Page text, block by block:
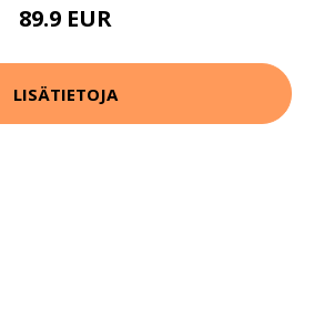
89.9 EUR
LISÄTIETOJA